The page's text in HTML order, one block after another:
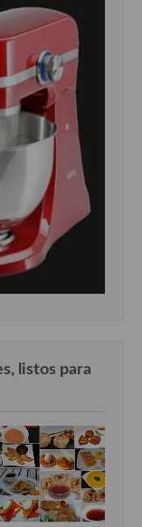
listos para